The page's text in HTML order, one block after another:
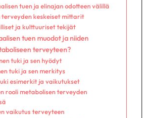
tuen ja elinajan odotteen välillä
terveyden keskeiset mittarit
ja kulttuuriset tekijät
tuen muodot ja niiden
terveyteen?
tuki ja sen hyödyt
tuki ja sen merkitys
esimerkit ja vaikutukset
rooli metabolisen terveyden
vaikutus terveyteen